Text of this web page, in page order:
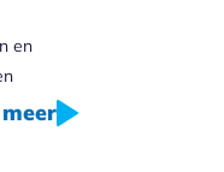
en